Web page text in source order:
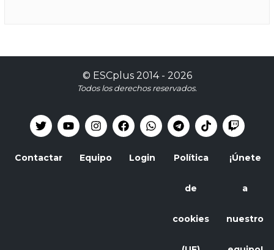
© ESCplus2014 - 2026
Todos los derechos reservados.
Contactar Equipo Login Política
de
cookies
¡Únete
a
nuestro